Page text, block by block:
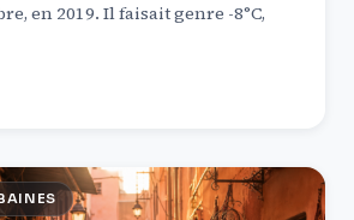
en 2019. Il faisait genre -8°C,